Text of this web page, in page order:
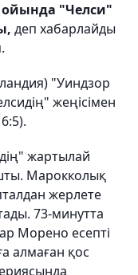
ойында "Челси"
деп хабарлайды
"Уиндзор
жеңісімен
жартылай
Марокколық
жерлете
73-минутта
Морено есепті
алмаған қос